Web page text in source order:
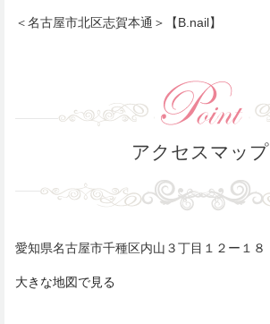
＜名古屋市北区志賀本通＞【B.nail】
アクセスマップ
愛知県名古屋市千種区内山３丁目１２ー１８
大きな地図で見る